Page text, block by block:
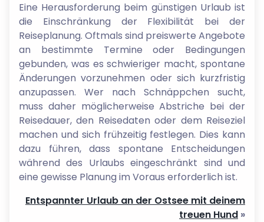
Eine Herausforderung beim günstigen Urlaub ist
die Einschränkung der Flexibilität bei der
Reiseplanung. Oftmals sind preiswerte Angebote
an bestimmte Termine oder Bedingungen
gebunden, was es schwieriger macht, spontane
Änderungen vorzunehmen oder sich kurzfristig
anzupassen. Wer nach Schnäppchen sucht,
muss daher möglicherweise Abstriche bei der
Reisedauer, den Reisedaten oder dem Reiseziel
machen und sich frühzeitig festlegen. Dies kann
dazu führen, dass spontane Entscheidungen
während des Urlaubs eingeschränkt sind und
eine gewisse Planung im Voraus erforderlich ist.
Entspannter Urlaub an der Ostsee mit deinem
treuen Hund »